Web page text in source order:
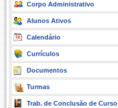
Corpo Administrativo
Alunos Ativos
Calendário
Currículos
Documentos
Turmas
Trab. de Conclusão de Curso